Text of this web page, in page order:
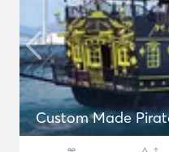
Custom Made